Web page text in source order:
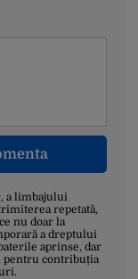
a limbajului
repetată,
nu doar la
a dreptului
aprinse, dar
pentru contribuția